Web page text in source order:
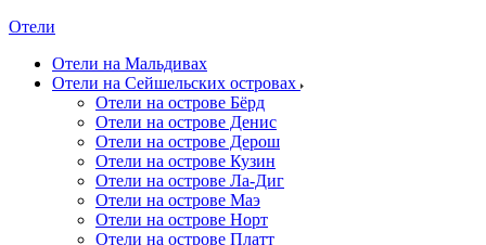
Отели
Отели на Мальдивах
Отели на Сейшельских островах
Отели на острове Бёрд
Отели на острове Денис
Отели на острове Дерош
Отели на острове Кузин
Отели на острове Ла-Диг
Отели на острове Маэ
Отели на острове Норт
Отели на острове Платт